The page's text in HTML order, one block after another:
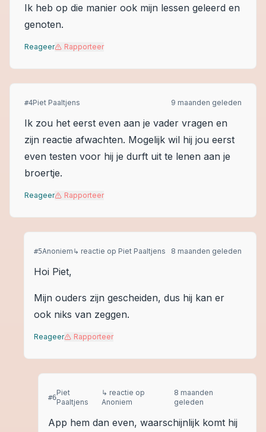
Ik heb op die manier ook mijn lessen geleerd en
genoten.
Reageer Rapporteer
#4Piet Paaltjens 9 maanden geleden
Ik zou het eerst even aan je vader vragen en
zijn reactie afwachten. Mogelijk wil hij jou eerst
even testen voor hij je durft uit te lenen aan je
broertje.
Reageer Rapporteer
#5Anoniem ↳ reactie op Piet Paaltjens 8 maanden geleden
Hoi Piet,
Mijn ouders zijn gescheiden, dus hij kan er
ook niks van zeggen.
Reageer Rapporteer
#6
Piet
Paaltjens
↳ reactie op
Anoniem
8 maanden
geleden
App hem dan even, waarschijnlijk komt hij